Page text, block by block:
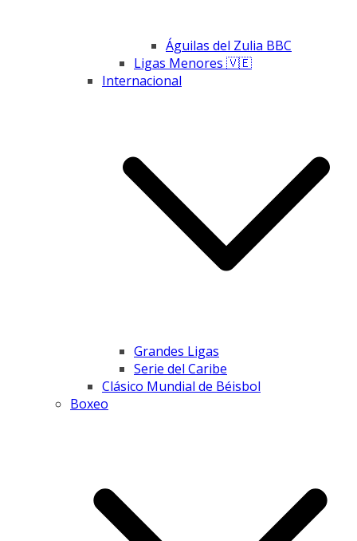
Águilas del Zulia BBC
Ligas Menores 🇻🇪
Internacional
Grandes Ligas
Serie del Caribe
Clásico Mundial de Béisbol
Boxeo